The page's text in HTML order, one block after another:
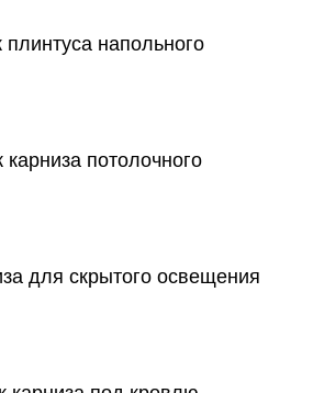
напольного
потолочного
для скрытого освещения